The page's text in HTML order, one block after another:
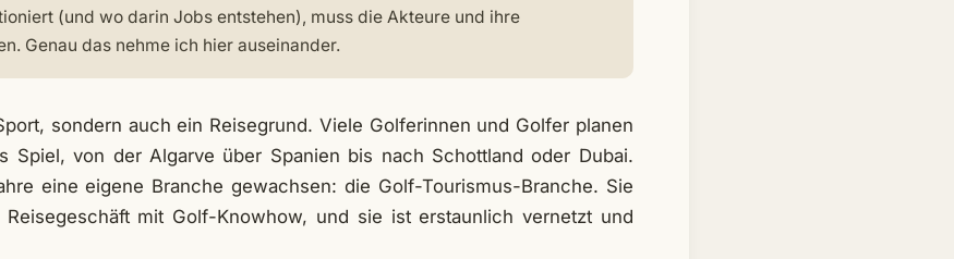
(und wo darin Jobs entstehen), muss die Akteure und ihre
Genau das nehme ich hier auseinander.
sondern auch ein Reisegrund. Viele Golferinnen und Golfer planen
Spiel, von der Algarve über Spanien bis nach Schottland oder Dubai.
eine eigene Branche gewachsen: die Golf-Tourismus-Branche. Sie
Reisegeschäft mit Golf-Knowhow, und sie ist erstaunlich vernetzt und